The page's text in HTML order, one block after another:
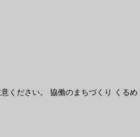
ください。 協働のまちづくり くるめ